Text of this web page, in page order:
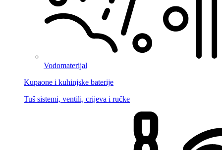
Vodomaterijal
Kupaone i kuhinjske baterije
Tuš sistemi, ventili, crijeva i ručke